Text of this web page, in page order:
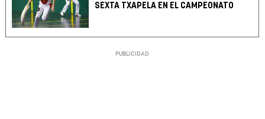
SEXTA TXAPELA EN EL CAMPEONATO